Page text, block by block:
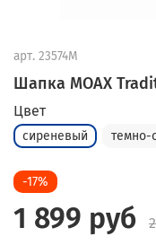
арт. 23574M
Шапка MOAX
Цвет
сиреневый темно-
-17%
1 899 руб